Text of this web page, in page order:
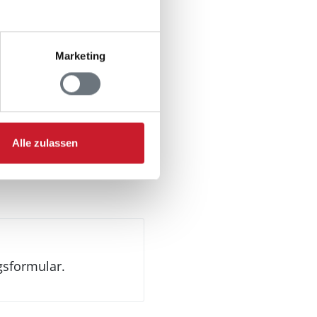
Marketing
Alle zulassen